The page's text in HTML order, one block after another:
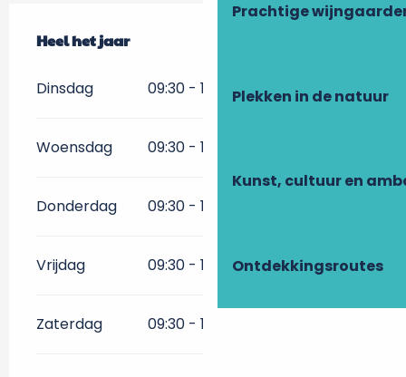
Prachtige
Plekken in de natuur
Kunst, cultuur en
Ontdekkingsroutes
Heel het jaar
Heel het jaar
Dinsdag 09:30 - 13:00 15:00 - 19:00
Woensdag 09:30 - 13:00
Donderdag 09:30 - 13:00
Vrijdag 09:30 - 13:00 15:00 - 19:00
Zaterdag 09:30 - 13:00